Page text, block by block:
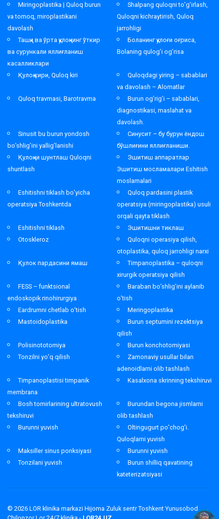
Miringoplastika | Quloq burun
va tomoq, miroplastikani
davolash
Shalpang quloqni to’g’irlash,
Quloqni kichraytirish, Quloq
jarrohligi
Ташқи ва ўрта қулоқнинг ўткир
ва сурункали яллиғланиш
касалликлари
Боланинг қулоғи оғриса,
Bolaning qulog’i og’risa
Қулоқ кири, Quloq kiri
Quloqdagi yiring – sabablari
va davolash – Alomatlar
Quloq travmasi, Barotravma
Burun og’rig’i – sabablari,
diagnostikasi, maslahat va
davolash.
Sinusit bu burun yondosh
bo’shlig’ini yallig’lanishi
Синусит – бу бурун ёндош
бўшлиғини яллиғланиши.
Қулоқни шунтлаш Quloqni
shuntlash
Эшитиш аппаратлар
Эшитиш мосламалари Eshitish
moslamalari
Eshitishni tiklash bo’yicha
operatsiya Toshkentda
Quloq pardasini plastik
operatsiya (miringoplastika) usuli
orqali qayta tiklash
Eshitishni tiklash
Эшитишни тиклаш
Otoskleroz
Quloqni operasiya qilish,
otoplastika, quloq jarrohligi narxi
Қулок пардасини ямаш
Timpanoplastika – quloqni
xirurgik operatsiya qilish
FESS – funktsional
endoskopik rinohirurgiya
Baraban bo’shlig’ini aylanib
o’tish
Eardrumni chetlab o’tish
Meringoplastika
Mastoidoplastika
Burun septumini rezektsiya
qilish
Polisinototomiya
Burun konchotomiyasi
Tonzilni yo’q qilish
Zamonaviy usullar bilan
adenoidlarni olib tashlash
Timpanoplastisi timpanik
membrana
Kasalxona skrinning tekshiruvi
Bosh tomirlarining ultratovush
tekshiruvi
Burundan begona jismlarni
olib tashlash
Burunni yuvish
Oltingugurt po’chog’i.
Quloqlarni yuvish
Maksiller sinus ponksiyasi
Burunni yuvish
Tonzilani yuvish
Burun shilliq qavatining
kateterizatsiyasi
© 2026 LOR klinika markazi Hijoma Zuluk sentr Toshkent Yunusobod